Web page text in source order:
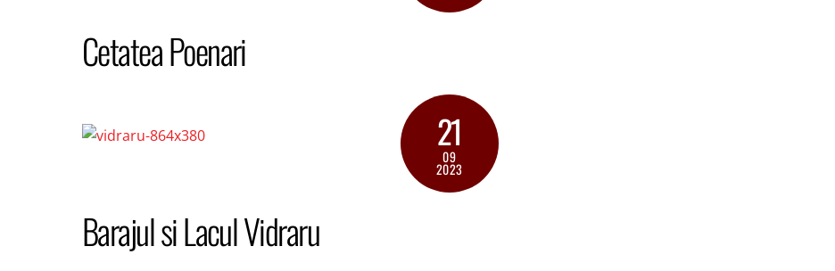
Cetatea Poenari
21
09
2023
Barajul si Lacul Vidraru